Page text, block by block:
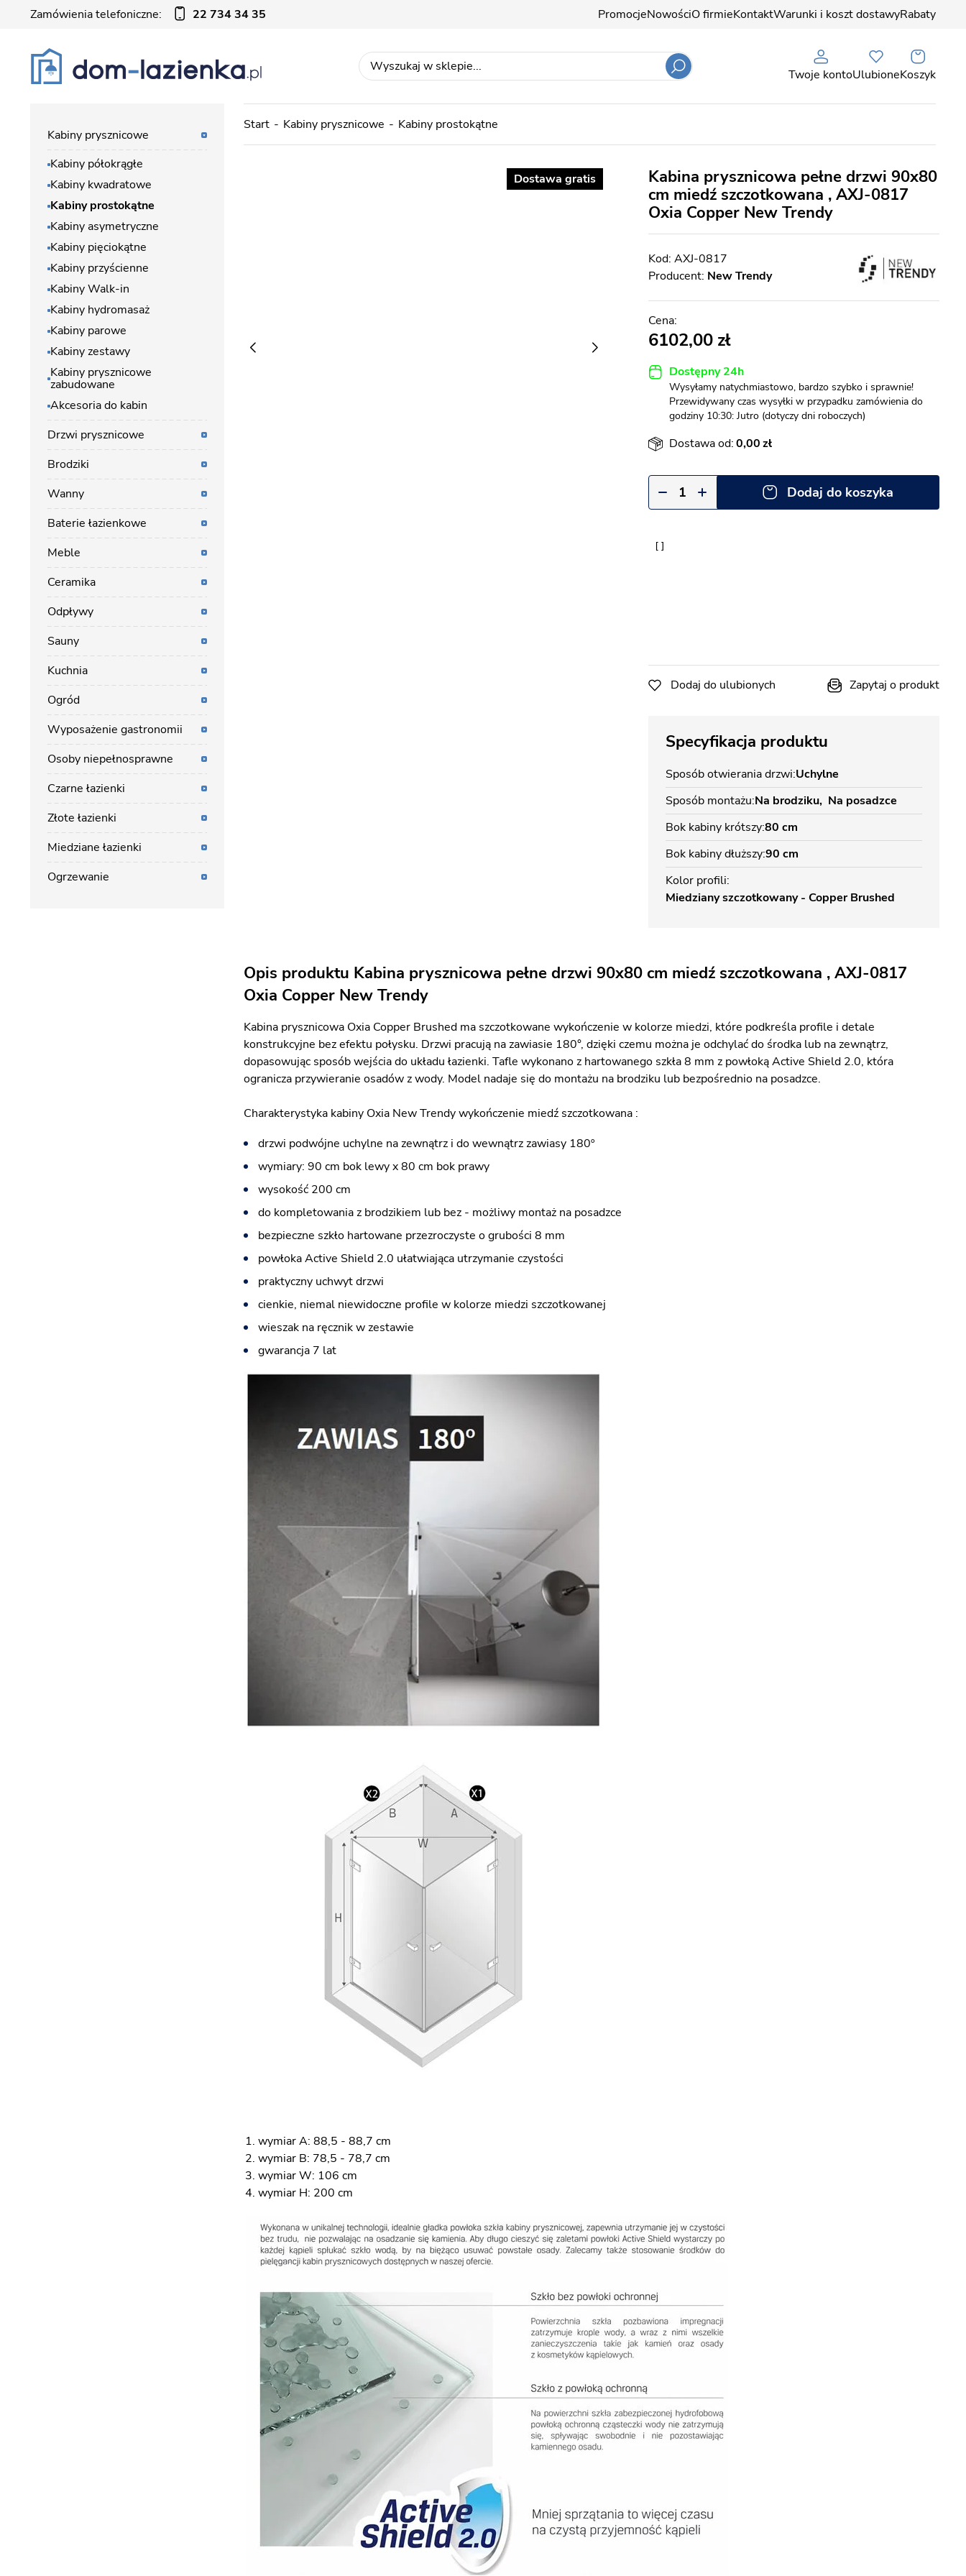
Zamówienia telefoniczne: 22 734 34 35 PromocjeNowościO firmieKontaktWarunki i koszt dostawyRabaty
Twoje kontoUlubioneKoszyk
Start Kabiny prysznicowe Kabiny prostokątne
Dostawa gratis
Kabina prysznicowa pełne drzwi 90x80
cm miedź szczotkowana , AXJ-0817
Oxia Copper New Trendy
AXJ-0817
Producent: New Trendy
6102,00
Dostępny 24h
Wysyłamy natychmiastowo, bardzo szybko i sprawnie!
Przewidywany czas wysyłki w przypadku zamówienia do
godziny 10:30: Jutro (dotyczy dni roboczych)
Dostawa od:0,00
Dodaj do koszyka
Dodaj do ulubionych Zapytaj o produkt
Specyfikacja produktu
Sposób otwierania drzwi Uchylne
Sposób montażu Na brodziku Na posadzce
Bok kabiny krótszy80 cm
Bok kabiny dłuższy90 cm
Kolor profili
Miedziany szczotkowany - Copper Brushed
Opis produktu Kabina prysznicowa pełne drzwi 90x80 cm miedź szczotkowana , AXJ-0817
Oxia Copper New Trendy
Kabina prysznicowa Oxia Copper Brushed ma szczotkowane wykończenie w kolorze miedzi, które podkreśla profile i detale
konstrukcyjne bez efektu połysku. Drzwi pracują na zawiasie 180°, dzięki czemu można je odchylać do środka lub na zewnątrz,
dopasowując sposób wejścia do układu łazienki. Tafle wykonano z hartowanego szkła 8 mm z powłoką Active Shield 2.0, która
ogranicza przywieranie osadów z wody. Model nadaje się do montażu na brodziku lub bezpośrednio na posadzce.
Charakterystyka kabiny Oxia New Trendy wykończenie miedź szczotkowana :
drzwi podwójne uchylne na zewnątrz i do wewnątrz zawiasy 180º
wymiary: 90 cm bok lewy x 80 cm bok prawy
wysokość 200 cm
do kompletowania z brodzikiem lub bez - możliwy montaż na posadzce
bezpieczne szkło hartowane przezroczyste o grubości 8 mm
powłoka Active Shield 2.0 ułatwiająca utrzymanie czystości
praktyczny uchwyt drzwi
cienkie, niemal niewidoczne profile w kolorze miedzi szczotkowanej
wieszak na ręcznik w zestawie
gwarancja 7 lat
wymiar A: 88,5 - 88,7 cm
wymiar B: 78,5 - 78,7 cm
wymiar W: 106 cm
wymiar H: 200 cm
Kabiny prysznicowe
Kabiny półokrągłe
Kabiny kwadratowe
Kabiny prostokątne
Kabiny asymetryczne
Kabiny pięciokątne
Kabiny przyścienne
Kabiny Walk-in
Kabiny hydromasaż
Kabiny parowe
Kabiny zestawy
Kabiny prysznicowe
zabudowane
Akcesoria do kabin
Drzwi prysznicowe
Brodziki
Wanny
Baterie łazienkowe
Meble
Ceramika
Odpływy
Sauny
Kuchnia
Ogród
Wyposażenie gastronomii
Osoby niepełnosprawne
Czarne łazienki
Złote łazienki
Miedziane łazienki
Ogrzewanie